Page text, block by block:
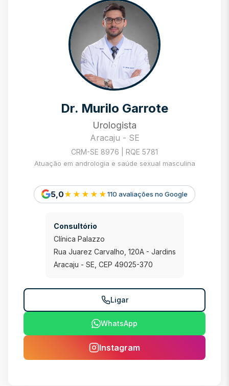
Dr. Murilo Garrote
Urologista
Aracaju - SE
CRM-SE 8976 | RQE 5781
Atuação em andrologia e saúde sexual masculina
5,0★★★★★110 avaliações no Google
Consultório
Clínica Palazzo
Rua Juarez Carvalho, 120A - Jardins
Aracaju - SE, CEP 49025-370
Ligar
WhatsApp
Instagram